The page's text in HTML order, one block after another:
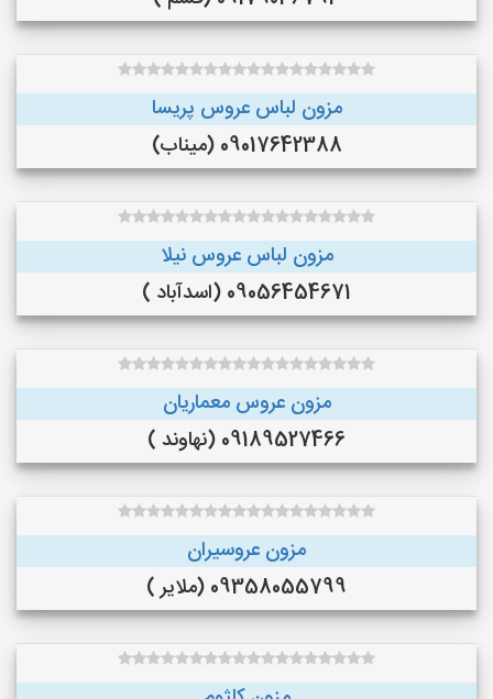
مزون لباس عروس پریسا
09017642388 (میناب)
مزون لباس عروس نیلا
09056454671 (اسدآباد )
مزون عروس معماریان
09189527466 (نهاوند )
مزون عروسیران
09358055799 (ملایر )